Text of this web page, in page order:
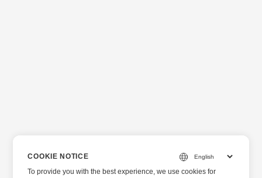
COOKIE NOTICE
To provide you with the best experience, we use cookies for